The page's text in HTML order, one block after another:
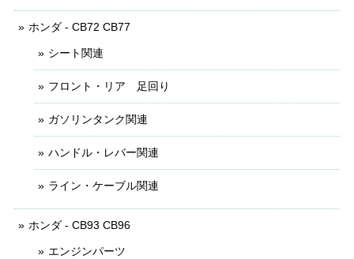
ホンダ - CB72 CB77
シート関連
フロント・リア 足回り
ガソリンタンク関連
ハンドル・レバー関連
ライン・ケーブル関連
ホンダ - CB93 CB96
エンジンパーツ